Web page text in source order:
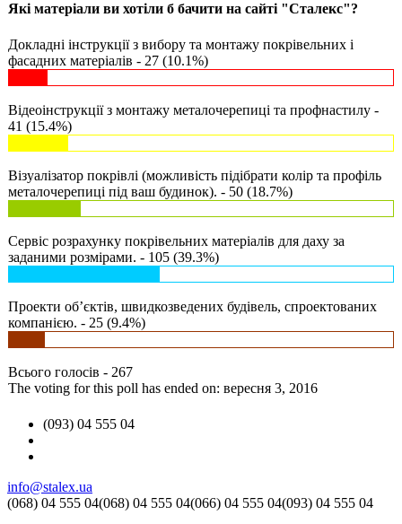
Які матеріали ви хотіли б бачити на сайті "Сталекс"?
Докладні інструкції з вибору та монтажу покрівельних і
фасадних матеріалів - 27 (10.1%)
Відеоінструкції з монтажу металочерепиці та профнастилу -
41 (15.4%)
Візуалізатор покрівлі (можливість підібрати колір та профіль
металочерепиці під ваш будинок). - 50 (18.7%)
Сервіс розрахунку покрівельних матеріалів для даху за
заданими розмірами. - 105 (39.3%)
Проекти об’єктів, швидкозведених будівель, спроектованих
компанією. - 25 (9.4%)
Всього голосів - 267
The voting for this poll has ended on: вересня 3, 2016
(093) 04 555 04
info@stalex.ua
(068) 04 555 04(068) 04 555 04(066) 04 555 04(093) 04 555 04